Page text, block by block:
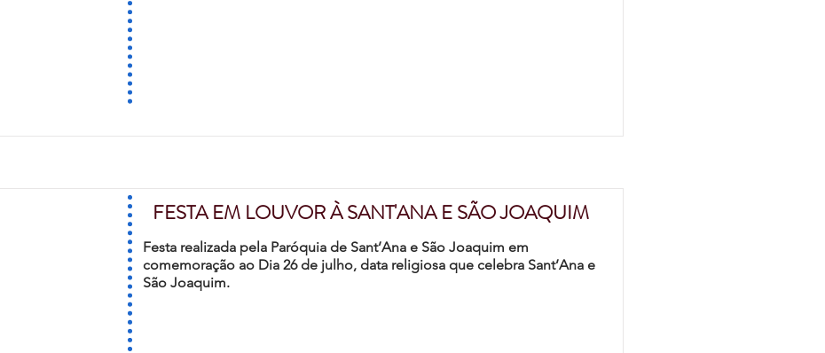
FESTA EM LOUVOR À SANT'ANA E SÃO JOAQUIM
Festa realizada pela Paróquia de Sant’Ana e São Joaquim em
comemoração ao Dia 26 de julho, data religiosa que celebra Sant’Ana e
São Joaquim.